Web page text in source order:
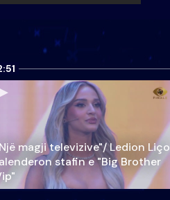
magji televizive"/ Ledion Liço
stafin e "Big Brother